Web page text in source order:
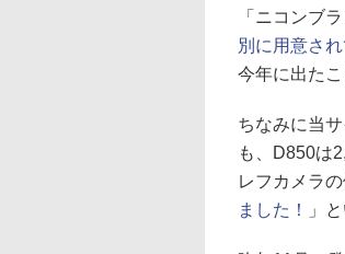
「ニコンブ
別に用意さ
今年に出た
ちなみに当
も、D850は
レフカメラ
ました！
」